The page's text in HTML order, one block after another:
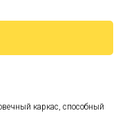
каркас, способный